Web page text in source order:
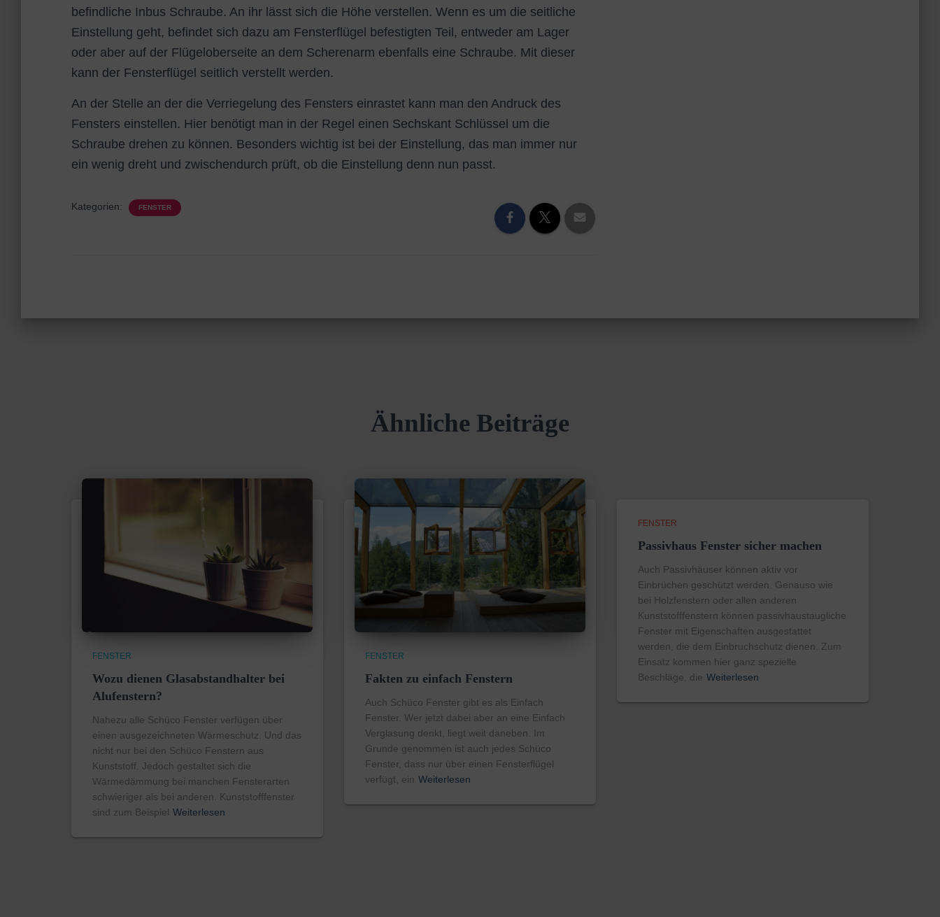
befindliche Inbus Schraube. An ihr lässt sich die Höhe verstellen. Wenn es um die seitliche
Einstellung geht, befindet sich dazu am Fensterflügel befestigten Teil, entweder am Lager
oder aber auf der Flügeloberseite an dem Scherenarm ebenfalls eine Schraube. Mit dieser
kann der Fensterflügel seitlich verstellt werden.
An der Stelle an der die Verriegelung des Fensters einrastet kann man den Andruck des
Fensters einstellen. Hier benötigt man in der Regel einen Sechskant Schlüssel um die
Schraube drehen zu können. Besonders wichtig ist bei der Einstellung, das man immer nur
ein wenig dreht und zwischendurch prüft, ob die Einstellung denn nun passt.
Kategorien: FENSTER
Ähnliche Beiträge
FENSTER
Wozu dienen Glasabstandhalter bei
Alufenstern?
Nahezu alle Schüco Fenster verfügen über
einen ausgezeichneten Wärmeschutz. Und das
nicht nur bei den Schüco Fenstern aus
Kunststoff. Jedoch gestaltet sich die
Wärmedämmung bei manchen Fensterarten
schwieriger als bei anderen. Kunststofffenster
sind zum Beispiel Weiterlesen
FENSTER
Fakten zu einfach Fenstern
Auch Schüco Fenster gibt es als Einfach
Fenster. Wer jetzt dabei aber an eine Einfach
Verglasung denkt, liegt weit daneben. Im
Grunde genommen ist auch jedes Schüco
Fenster, dass nur über einen Fensterflügel
verfügt, ein Weiterlesen
FENSTER
Passivhaus Fenster sicher machen
Auch Passivhäuser können aktiv vor
Einbrüchen geschützt werden. Genauso wie
bei Holzfenstern oder allen anderen
Kunststofffenstern können passivhaustaugliche
Fenster mit Eigenschaften ausgestattet
werden, die dem Einbruchschutz dienen. Zum
Einsatz kommen hier ganz spezielle
Beschläge, die Weiterlesen